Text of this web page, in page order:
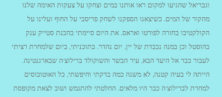
וגבריאל שהגיעו למקום ראו אותנו במים וצחקו על צעקות האימה שלנו
מהקור של המים. כשיצאנו הספקנו לשחק פריסבי על החוף ועלינו על
הקולקטיבו בחזרה לפורטו ואראס. את היום סיימתי בהכנת סטייק ענק
בהוסטל וכן במנה נכבדת של יין. יום נהדר. בתוכניתי, ביום שלמחרת רציתי
לעבור כבר אל היעד הבא, עיר הבשר והשוקולד ברילוצ׳ה שבארגנטינה.
הייתה לי בעיה קטנה, לא משנה כמה בדקתי וחיפשתי, כל האוטובוסים
למחרת לברילוצ׳ה כבר היו מלאים. החלטתי להתגמש ושוב לצאת מקופסת